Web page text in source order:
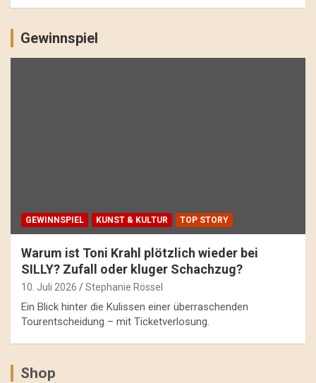
Gewinnspiel
GEWINNSPIEL KUNST & KULTUR TOP STORY
Warum ist Toni Krahl plötzlich wieder bei
SILLY? Zufall oder kluger Schachzug?
10. Juli 2026 Stephanie Rössel
Ein Blick hinter die Kulissen einer überraschenden
Tourentscheidung – mit Ticketverlosung.
Shop